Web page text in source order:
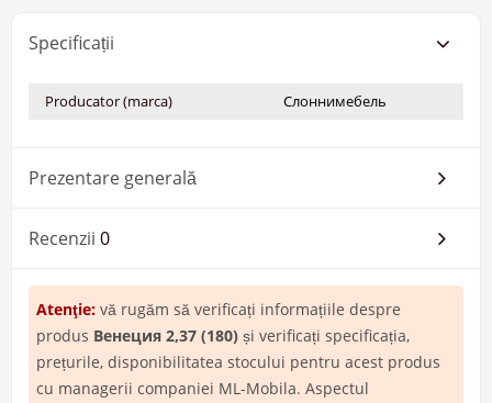
Specificații
Producator (marca) Слоннимебель
Prezentare generală
Recenzii 0
Atenţie: vă rugăm să verificați informațiile despre
produs Венеция 2,37 (180) și verificați specificația,
prețurile, disponibilitatea stocului pentru acest produs
cu managerii companiei ML-Mobila. Aspectul